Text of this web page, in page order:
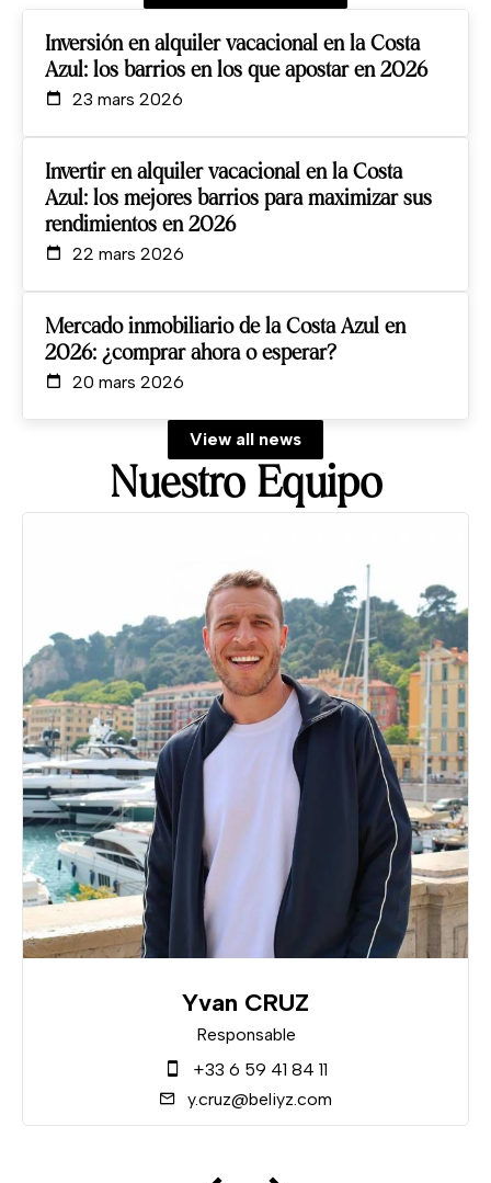
Inversión en alquiler vacacional en la Costa
Azul: los barrios en los que apostar en 2026
23 mars 2026
Invertir en alquiler vacacional en la Costa
Azul: los mejores barrios para maximizar sus
rendimientos en 2026
22 mars 2026
Mercado inmobiliario de la Costa Azul en
2026: ¿comprar ahora o esperar?
20 mars 2026
View all news
Nuestro Equipo
Yvan CRUZ
Responsable
+33 6 59 41 84 11
y.cruz@beliyz.com